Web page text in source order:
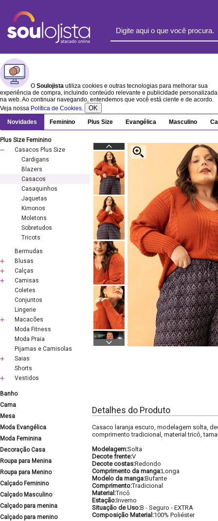
O Soulojista utiliza cookies e outras tecnologias para melhorar sua
experiência de compra, incluindo conteúdo relevante e publicidade personalizada
na web. Ao continuar navegando, entendemos que você está ciente e de acordo.
Veja nossa Política de Cookies. OK
Novidades Feminino Plus Size Evangélica Masculino
Plus Size Feminino
Casacos Plus Size
Cardigans
Blazers
Casacos
Casaquinhos
Jaquetas
Kimonos
Moletons
Sobretudos
Tricots
Bermudas
Blusas
Calças
Camisas
Coletes
Conjuntos
Lingerie
Macacões
Moda Fitness
Moda Praia
Pijamas e Camisolas
Saias
Shorts
Vestidos
Banho
Cama
Mesa
Moda Evangélica
Moda Feminina
Decoração Casa
Roupa para Menina
Roupa para Menino
Calçado Feminino
Calçado Masculino
Calçado para menina
Calçado para menino
Detalhes do Produto
Casaco laranja escuro, modelagem solta,
comprimento tradicional, material tricô,
Modelagem:Solta
Decote frente:V
Decote costas:Redondo
Comprimento da manga:Longa
Modelo da manga:Bufante
Comprimento:Tradicional
Material:Tricô
Estação:Inverno
Situação de Uso:B - Seguro - EXTRA
Composição Material:100% Poliéster